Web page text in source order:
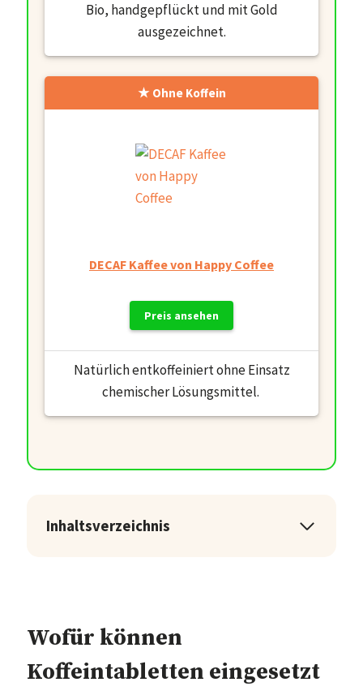
Bio, handgepflückt und mit Gold
ausgezeichnet.
Ohne Koffein
DECAF Kaffee von Happy Coffee
Preis ansehen
Natürlich entkoffeiniert ohne Einsatz
chemischer Lösungsmittel.
Inhaltsverzeichnis
Wofür können
Koffeintabletten eingesetzt